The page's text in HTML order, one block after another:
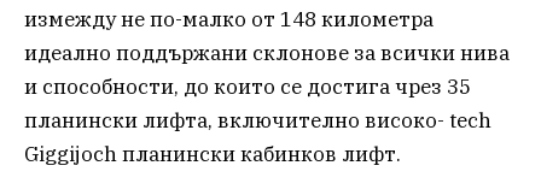
измежду не по-малко от 148 километра
идеално поддържани склонове за всички нива
и способности, до които се достига чрез 35
планински лифта, включително високо- tech
Giggijoch планински кабинков лифт.